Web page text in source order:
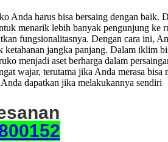
harus bisa bersaing dengan baik.
menarik lebih banyak pengunjung
fungsionalitasnya. Dengan cara ini,
jangka panjang. Dalam iklim
menjadi aset berharga dalam
wajar, terutama jika Anda merasa bisa
dapatkan jika melakukannya sendiri